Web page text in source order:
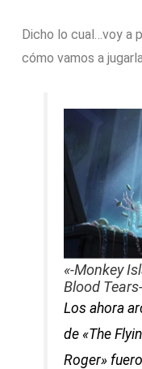
Dicho lo cual…voy a
cómo vamos a
«-Monkey
Blood Tears-
Los ahora
de «The
Roger»